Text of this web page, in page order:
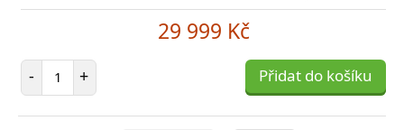
29 999 Kč
- Počet položek
+ Přidat do košíku